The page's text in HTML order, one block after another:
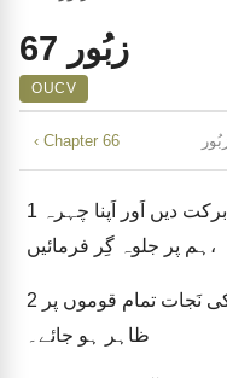
زبُور 67
OUCV
‹ Chapter 66
1
ہم پر جلوہ گِر فرمائیں،
2
ظاہر ہو جائے۔